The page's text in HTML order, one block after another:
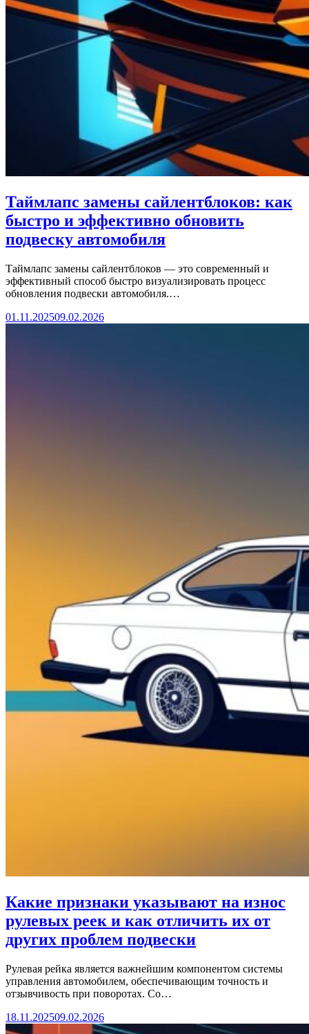
Таймлапс замены сайлентблоков: как
быстро и эффективно обновить
подвеску автомобиля
Таймлапс замены сайлентблоков — это современный и
эффективный способ быстро визуализировать процесс
обновления подвески автомобиля.…
01.11.202509.02.2026
Какие признаки указывают на износ
рулевых реек и как отличить их от
других проблем подвески
Рулевая рейка является важнейшим компонентом системы
управления автомобилем, обеспечивающим точность и
отзывчивость при поворотах. Со…
18.11.202509.02.2026